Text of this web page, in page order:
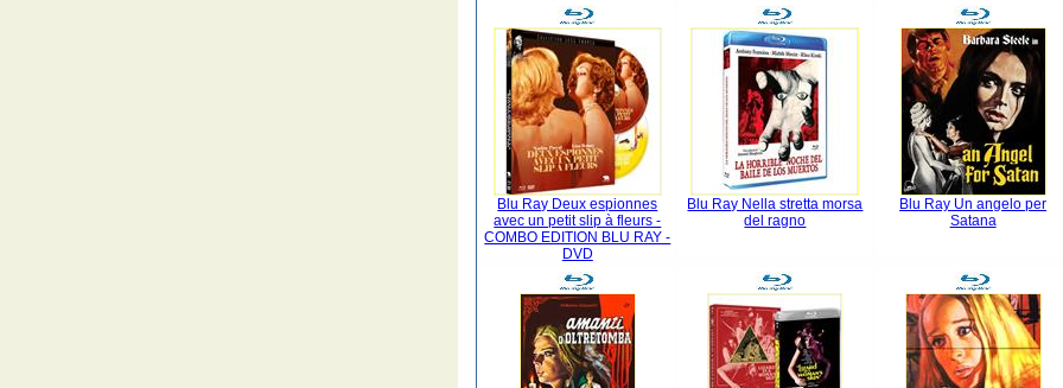
Blu Ray Deux espionnes
avec un petit slip à fleurs -
COMBO EDITION BLU RAY -
DVD
Blu Ray Nella stretta morsa
del ragno
Blu Ray Un angelo per
Satana